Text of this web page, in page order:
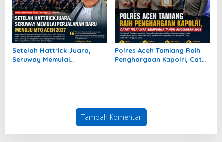
Setelah Hattrick Juara,
Seruway Memulai
Polres Aceh Tamiang Raih
Penghargaan Kapolri, Catat
Tambah Komentar